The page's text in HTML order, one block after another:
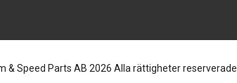
& Speed Parts AB 2026 Alla rättigheter reserverade